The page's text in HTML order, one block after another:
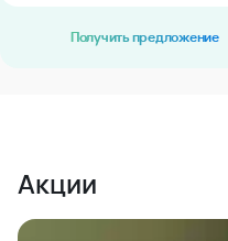
Получить предложение
Акции